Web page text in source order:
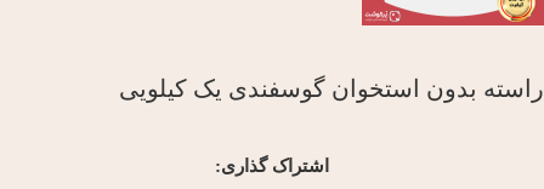
راسته بدون استخوان گوسفندی یک کیلویی
اشتراک گذاری: